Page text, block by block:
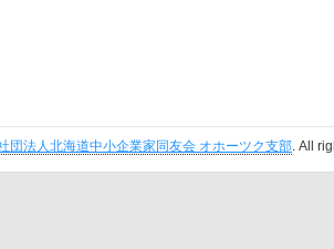
団法人北海道中小企業家同友会 オホーツク支部. All